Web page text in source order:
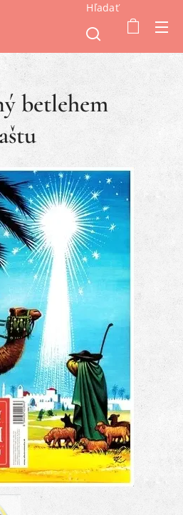
Hľadať
betlehem